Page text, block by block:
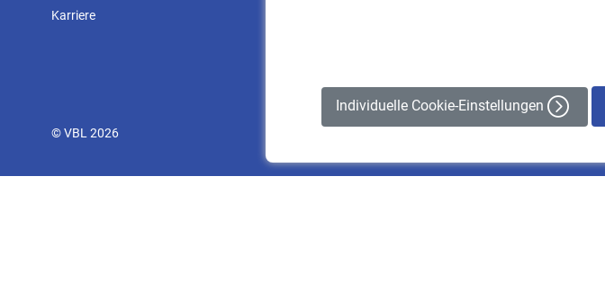
Individuelle Cookie-Einstellungen
Karriere
© VBL 2026